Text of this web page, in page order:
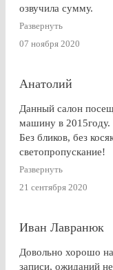
озвучила сумму.
По Работе и в целом
завершении
что заранее не
Развернуть
07 ноября 2020
Анатолий
Данный салон
машину в 2015году.
Без бликов, без
светопропускание!
Развернуть
21 сентября 2020
Иван Лавранюк
Довольно хорошо
записи, ожиданий